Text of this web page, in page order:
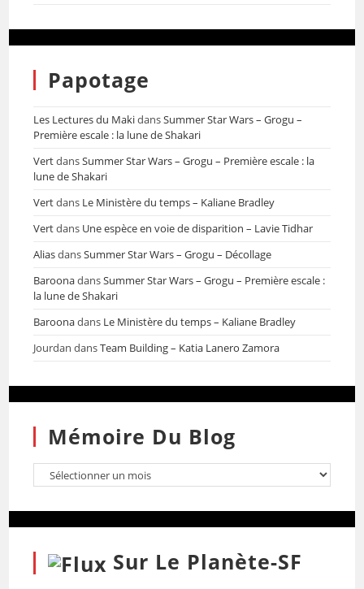
Papotage
Les Lectures du MakidansSummer Star Wars – Grogu –
Première escale : la lune de Shakari
VertdansSummer Star Wars – Grogu – Première escale : la
lune de Shakari
Vertdans Le Ministère du temps – Kaliane Bradley
Vertdans Une espèce en voie de disparition – Lavie Tidhar
AliasdansSummer Star Wars – Grogu – Décollage
BaroonadansSummer Star Wars – Grogu – Première escale :
la lune de Shakari
Baroonadans Le Ministère du temps – Kaliane Bradley
Jourdan dansTeam Building – Katia Lanero Zamora
Mémoire Du Blog
Sur Le Planète-SF